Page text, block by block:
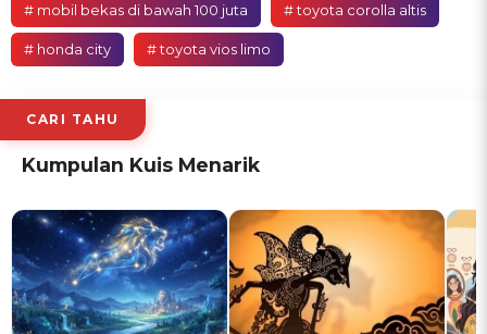
# mobil bekas di bawah 100 juta # toyota corolla altis
# honda city # toyota vios limo
CARI TAHU
Kumpulan Kuis Menarik